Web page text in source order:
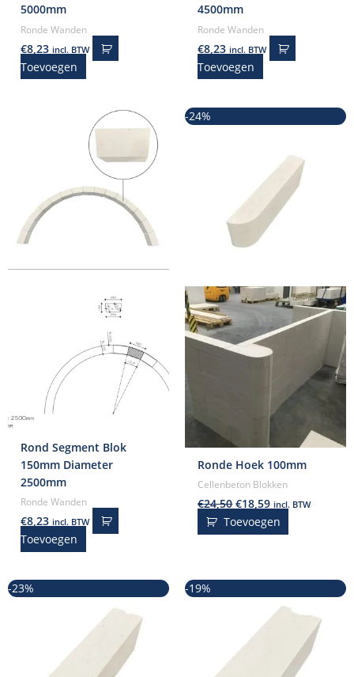
5000mm
Ronde Wanden
€8,23 incl. BTW
Toevoegen
4500mm
Ronde Wanden
€8,23 incl. BTW
Toevoegen
Rond Segment Blok
150mm Diameter
2500mm
Ronde Wanden
€8,23 incl. BTW
Toevoegen
-24%
Ronde Hoek 100mm
Cellenbeton Blokken
€24,50 €18,59
€18,59.
incl. BTW
Toevoegen
-23%
€26,50.
prijs
is:
€20,45.
-19%
€28,50.
prijs
is:
€23,15.